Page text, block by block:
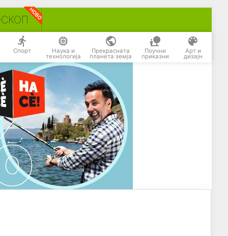
Спорт Наука и
технологија
Прекрасната
планета земја
Поучни
приказни
Арт и
дизајн